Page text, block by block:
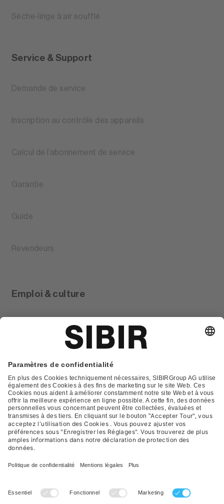
Sèche-linge à air soufflé
Service & Support
Demande de service
Inscription au contrôle des appareils
Calcul de l’abonnement de service
Garantie
Guide
Revendeurs
Emploi & culture
Contact
FAQ
Déclaration de protection